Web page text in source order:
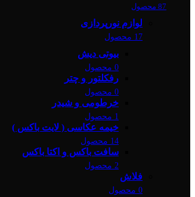
87 محصول
لوازم نورپردازی
17 محصول
بیوتی دیش
0 محصول
رفکلتور و چتر
0 محصول
خرطومی و شیدر
1 محصول
خیمه عکاسی ( لایت باکس )
14 محصول
سافت باکس و اکتا باکس
2 محصول
فلاش
0 محصول